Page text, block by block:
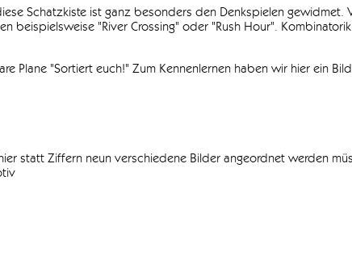
Schatzkiste ist ganz besonders den Denkspielen gewidmet.
beispielsweise "River Crossing" oder "Rush Hour".
Plane "Sortiert euch!" Zum Kennenlernen haben wir hier ein
statt Ziffern neun verschiedene Bilder angeordnet werden